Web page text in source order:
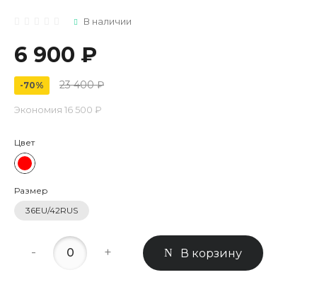
В наличии
6 900 ₽
-70% 23 400 ₽
Экономия 16 500 ₽
Цвет
Размер
36EU/42RUS
- + В корзину